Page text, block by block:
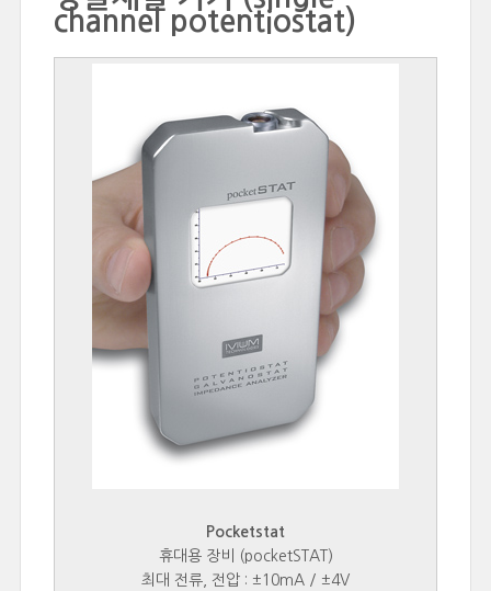
channel potentiostat)
Pocketstat
휴대용 장비 (pocketSTAT)
최대 전류, 전압 : ±10mA / ±4V